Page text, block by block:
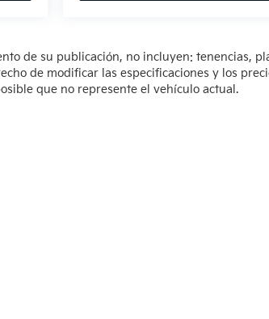
de su publicación, no incluyen: tenencias,
de modificar las especificaciones y los
que no represente el vehículo actual.